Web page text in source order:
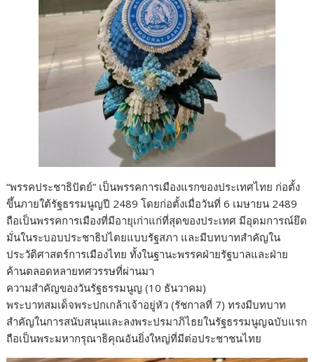
“พรรคประชาธิปัตย์” เป็นพรรคการเมืองแรกของประเทศไทย ก่อตั้ง
ขึ้นภายใต้รัฐธรรมนูญปี 2489 โดยก่อตั้งเมื่อวันที่ 6 เมษายน 2489
ถือเป็นพรรคการเมืองที่มีอายุเก่าแก่ที่สุดของประเทศ มีอุดมการณ์ยึด
มั่นในระบอบประชาธิปไตยแบบรัฐสภา และมีบทบาทสำคัญใน
ประวัติศาสตร์การเมืองไทย ทั้งในฐานะพรรคฝ่ายรัฐบาลและฝ่าย
ค้านตลอดหลายทศวรรษที่ผ่านมา
ความสำคัญของวันรัฐธรรมนูญ (10 ธันวาคม)
พระบาทสมเด็จพระปกเกล้าเจ้าอยู่หัว (รัชกาลที่ 7) ทรงมีบทบาท
สำคัญในการสนับสนุนและลงพระปรมาภิไธยในรัฐธรรมนูญฉบับแรก
ถือเป็นพระมหากรุณาธิคุณอันยิ่งใหญ่ที่มีต่อประชาชนไทย